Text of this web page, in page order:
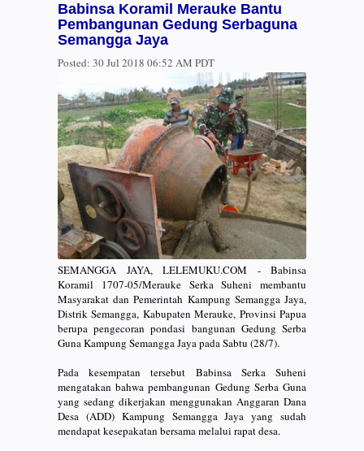
Babinsa Koramil Merauke Bantu
Pembangunan Gedung Serbaguna
Semangga Jaya
Posted: 30 Jul 2018 06:52 AM PDT
SEMANGGA JAYA, LELEMUKU.COM - Babinsa
Koramil 1707-05/Merauke Serka Suheni membantu
Masyarakat dan Pemerintah Kampung Semangga Jaya,
Distrik Semangga, Kabupaten Merauke, Provinsi Papua
berupa pengecoran pondasi bangunan Gedung Serba
Guna Kampung Semangga Jaya pada Sabtu (28/7).
Pada kesempatan tersebut Babinsa Serka Suheni
mengatakan bahwa pembangunan Gedung Serba Guna
yang sedang dikerjakan menggunakan Anggaran Dana
Desa (ADD) Kampung Semangga Jaya yang sudah
mendapat kesepakatan bersama melalui rapat desa.